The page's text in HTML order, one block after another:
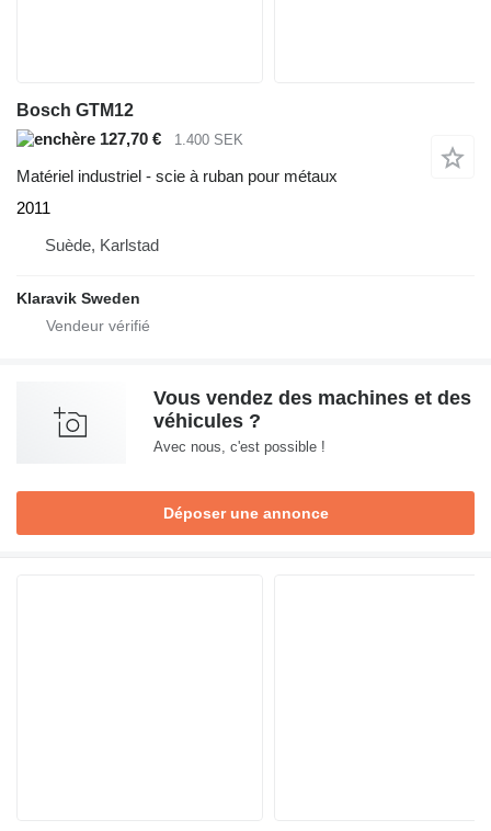
Bosch GTM12
127,70 €
1.400 SEK
Matériel industriel - scie à ruban pour métaux
2011
Suède, Karlstad
Klaravik Sweden
Vous vendez des machines et des
véhicules ?
Avec nous, c'est possible !
Déposer une annonce